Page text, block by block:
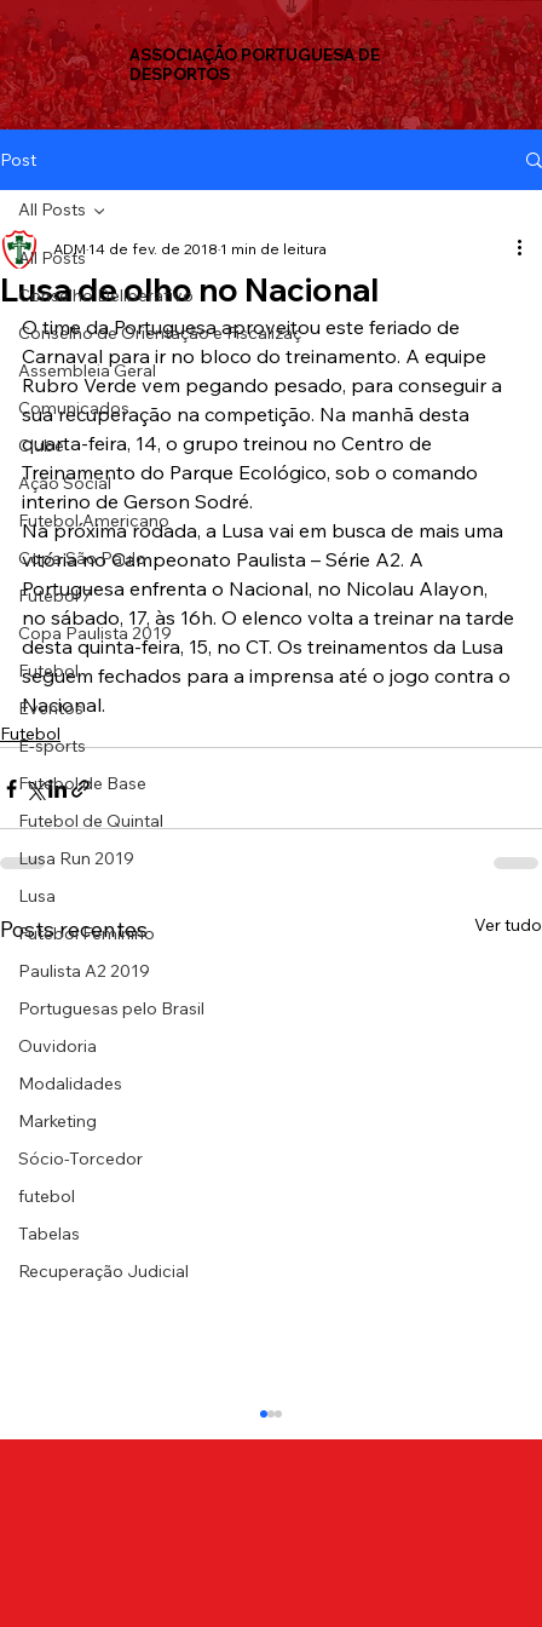
ASSOCIAÇÃO PORTUGUESA DE
DESPORTOS
Post
All Posts
Conselho Deliberativo
Conselho de Orientação e Fiscalizaç
Assembleia Geral
Comunicados
Clube
Ação Social
Futebol Americano
Copa São Paulo
Futebol 7
Copa Paulista 2019
Futebol
Eventos
E-sports
Futebol de Base
Futebol de Quintal
Lusa Run 2019
Lusa
Futebol Feminino
Paulista A2 2019
Portuguesas pelo Brasil
Ouvidoria
Modalidades
Marketing
Sócio-Torcedor
futebol
Tabelas
Recuperação Judicial
All Posts
Lusa de olho no Nacional
ADM 14 de fev. de 2018 1 min de leitura
O time da Portuguesa aproveitou este feriado de
Carnaval para ir no bloco do treinamento. A equipe
Rubro Verde vem pegando pesado, para conseguir a
sua recuperação na competição. Na manhã desta
quarta-feira, 14, o grupo treinou no Centro de
Treinamento do Parque Ecológico, sob o comando
interino de Gerson Sodré.
Na próxima rodada, a Lusa vai em busca de mais uma
vitória no Campeonato Paulista – Série A2. A
Portuguesa enfrenta o Nacional, no Nicolau Alayon,
no sábado, 17, às 16h. O elenco volta a treinar na tarde
desta quinta-feira, 15, no CT. Os treinamentos da Lusa
seguem fechados para a imprensa até o jogo contra o
Nacional.
Futebol
Posts recentes Ver tudo